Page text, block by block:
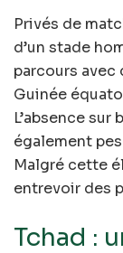
Privés de
d’un stade
parcours
Guinée
L’absence
également
Malgré cette
entrevoir des
Tchad :